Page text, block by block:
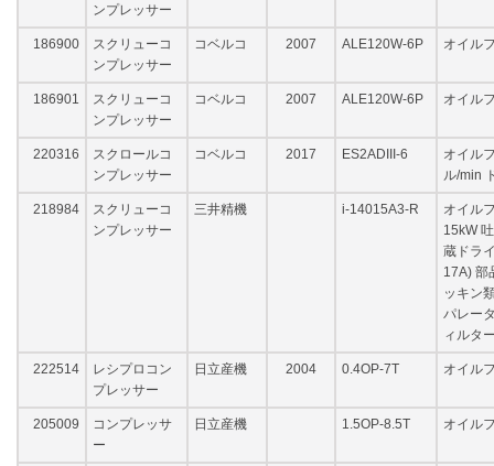
ンプレッサー
186900
スクリューコ
ンプレッサー
コベルコ 2007 ALE120W-6P オイル
186901
スクリューコ
ンプレッサー
コベルコ 2007 ALE120W-6P オイル
220316
スクロールコ
ンプレッサー
コベルコ 2017 ES2ADIII-6
オイル
ル/min
218984
スクリューコ
ンプレッサー
三井精機 i-14015A3-R
オイル
15kW
蔵ドラ
17A) 部
ッキン
パレー
ィルタ
222514
レシプロコン
プレッサー
日立産機 2004 0.4OP-7T オイル
205009
コンプレッサ
ー
日立産機 1.5OP-8.5T オイル